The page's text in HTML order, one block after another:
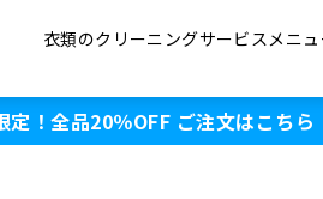
衣類のクリーニングサービスメニ
定！全品20％OFF ご注文はこちら